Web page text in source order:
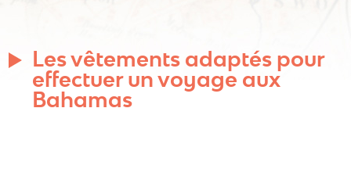
Les vêtements adaptés pour
effectuer un voyage aux
Bahamas